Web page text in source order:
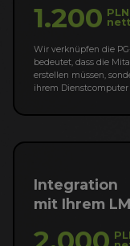
1.200 PLN
Wir verknüpfen die
bedeutet, dass die
erstellen müssen,
ihrem
Integration
mit Ihrem